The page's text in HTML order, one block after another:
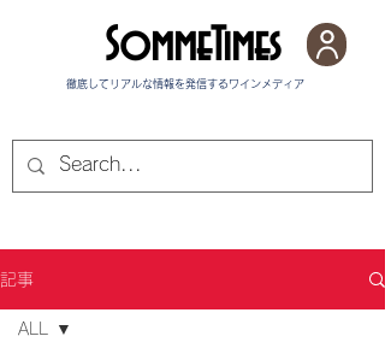
徹底してリアルな情報を発信する​ワインメディア
SommeTimes
記事
ALL